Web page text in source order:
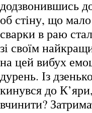
додзвонившись
об стіну, що
сварки в раю
зі своїм
на цей вибух
дурень. Із
кинувся до
вчинити?